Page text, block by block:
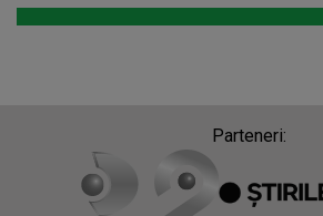
Parteneri: